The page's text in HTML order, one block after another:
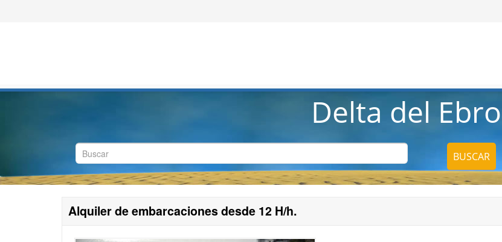
Delta del Ebro
BUSCAR
Alquiler de embarcaciones desde 12 H/h.